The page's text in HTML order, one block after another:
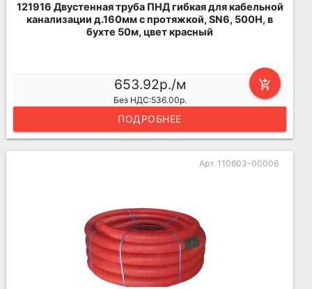
121916 Двустенная труба ПНД гибкая для кабельной
канализации д.160мм с протяжкой, SN6, 500Н, в
бухте 50м, цвет красный
add_shopping_cart
653.92р./м
Без НДС:536.00р.
ПОДРОБНЕЕ
Арт. 110603-00006